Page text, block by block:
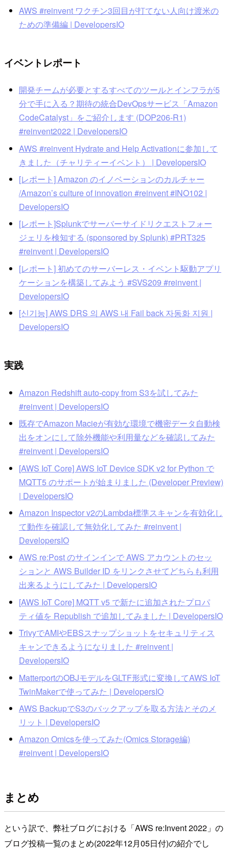
AWS #reinvent ワクチン3回目が打てない人向け渡米の
ための準備編 | DevelopersIO
イベントレポート
開発チームが必要とするすべてのツールとインフラが5
分で手に入る？期待の統合DevOpsサービス「Amazon
CodeCatalyst」をご紹介します (DOP206-R1)
#reinvent2022 | DevelopersIO
AWS #reinvent Hydrate and Help Activationに参加して
きました（チャリティーイベント） | DevelopersIO
[レポート] Amazon のイノベーションのカルチャー
/Amazon’s culture of innovation #reinvent #INO102 |
DevelopersIO
[レポート]Splunkでサーバーサイドリクエストフォー
ジェリを検知する (sponsored by Splunk) #PRT325
#reinvent | DevelopersIO
[レポート] 初めてのサーバーレス・イベント駆動アプリ
ケーションを構築してみよう #SVS209 #reinvent |
DevelopersIO
[신기능] AWS DRS 의 AWS 내 Fail back 자동화 지원 |
DevelopersIO
実践
Amazon Redshift auto-copy from S3を試してみた
#reinvent | DevelopersIO
既存でAmazon Macieが有効な環境で機密データ自動検
出をオンにして除外機能や利用量などを確認してみた
#reinvent | DevelopersIO
[AWS IoT Core] AWS IoT Device SDK v2 for Python で
MQTT5 のサポートが始まりました (Developer Preview)
| DevelopersIO
Amazon Inspector v2のLambda標準スキャンを有効化し
て動作を確認して無効化してみた #reinvent |
DevelopersIO
AWS re:Post のサインインで AWS アカウントのセッ
ションと AWS Builder ID をリンクさせてどちらも利用
出来るようにしてみた | DevelopersIO
[AWS IoT Core] MQTT v5 で新たに追加されたプロパ
ティ値を Republish で追加してみました | DevelopersIO
TrivyでAMIやEBSスナップショットをセキュリティス
キャンできるようになりました #reinvent |
DevelopersIO
MatterportのOBJモデルをGLTF形式に変換してAWS IoT
TwinMakerで使ってみた | DevelopersIO
AWS BackupでS3のバックアップを取る方法とそのメ
リット | DevelopersIO
Amazon Omicsを使ってみた(Omics Storage編)
#reinvent | DevelopersIO
まとめ
という訳で、弊社ブログにおける「AWS re:Invent 2022」の
ブログ投稿一覧のまとめ(2022年12月05日付)の紹介でし